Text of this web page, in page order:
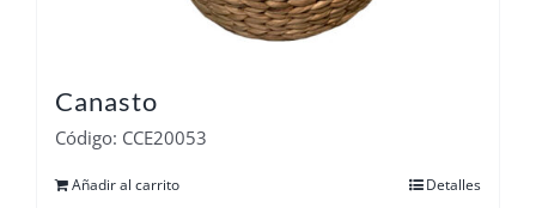
Canasto
Código: CCE20053
Añadir al carrito Detalles